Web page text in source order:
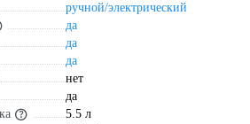
ручной/электрический
да
да
да
нет
да
5.5 л